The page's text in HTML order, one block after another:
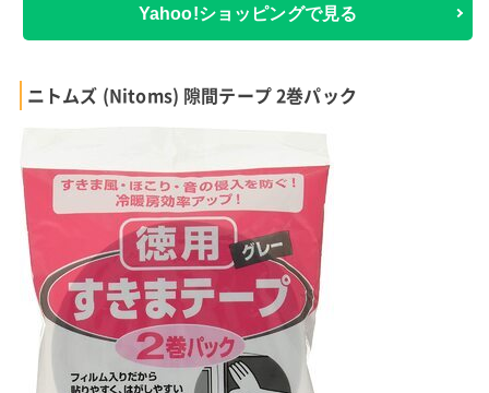
Yahoo!ショッピングで見る
ニトムズ (Nitoms) 隙間テープ 2巻パック